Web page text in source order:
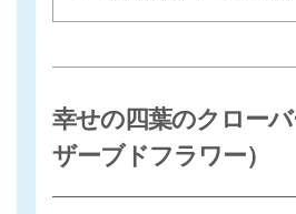
幸せの四葉のクローバ
ザーブドフラワー）